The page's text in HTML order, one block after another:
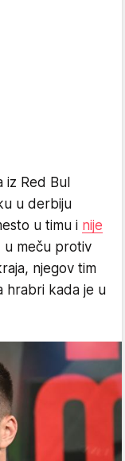
iz Red Bul
u derbiju
u timu i nije
u meču protiv
njegov tim
hrabri kada je u